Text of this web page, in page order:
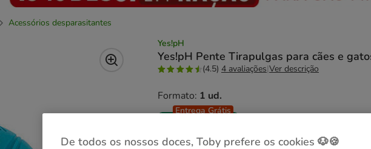
Acessórios desparasitantes
Yes!pH
Yes!pH Pente Tirapulgas para cães e
(4.5) 4 avaliações|Ver descrição
Formato: 1 ud.
Entrega Grátis
De todos os nossos doces, Toby prefere os cookies 🐶🍪